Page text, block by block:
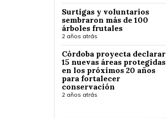
Surtigas y voluntarios
sembraron más de 100
árboles frutales
2 años atrás
Córdoba proyecta declarar
15 nuevas áreas protegidas
en los próximos 20 años
para fortalecer
conservación
2 años atrás